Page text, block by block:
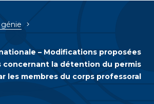
– Modifications proposées
concernant la détention du permis
les membres du corps professoral